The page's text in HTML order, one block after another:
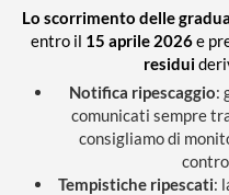
Lo scorrimento delle
entro il 15 aprile 2026e
residui
Notifica ripescaggio:
comunicati sempre
consigliamo di
Tempistiche ripescati: